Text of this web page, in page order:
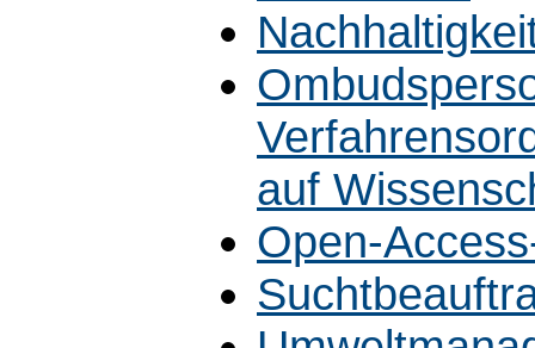
auf
Open-